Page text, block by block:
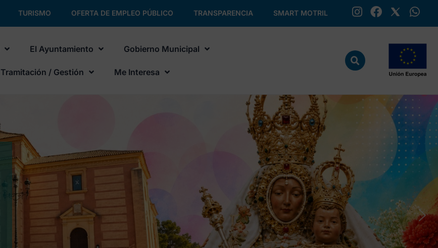
TURISMO OFERTA DE EMPLEO PÚBLICO TRANSPARENCIA SMART MOTRIL
El Ayuntamiento Gobierno Municipal
Tramitación / Gestión Me Interesa